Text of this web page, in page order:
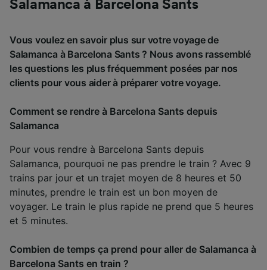
Salamanca à Barcelona Sants
Vous voulez en savoir plus sur votre voyage de
Salamanca à Barcelona Sants ? Nous avons rassemblé
les questions les plus fréquemment posées par nos
clients pour vous aider à préparer votre voyage.
Comment se rendre à Barcelona Sants depuis
Salamanca
Pour vous rendre à Barcelona Sants depuis
Salamanca, pourquoi ne pas prendre le train ? Avec 9
trains par jour et un trajet moyen de 8 heures et 50
minutes, prendre le train est un bon moyen de
voyager. Le train le plus rapide ne prend que 5 heures
et 5 minutes.
Combien de temps ça prend pour aller de Salamanca à
Barcelona Sants en train ?